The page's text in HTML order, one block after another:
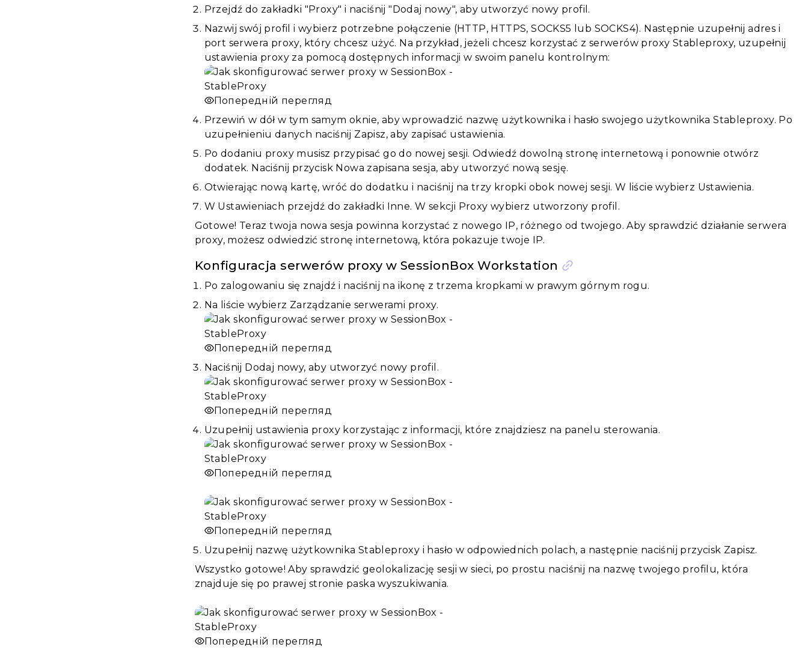
Przejdź do zakładki "Proxy" i naciśnij "Dodaj nowy", aby utworzyć nowy profil.
Nazwij swój profil i wybierz potrzebne połączenie (HTTP, HTTPS, SOCKS5 lub SOCKS4). Następnie uzupełnij adres i
port serwera proxy, który chcesz użyć. Na przykład, jeżeli chcesz korzystać z serwerów proxy Stableproxy, uzupełnij
ustawienia proxy za pomocą dostępnych informacji w swoim panelu kontrolnym:
Попередній перегляд
Przewiń w dół w tym samym oknie, aby wprowadzić nazwę użytkownika i hasło swojego użytkownika Stableproxy. Po
uzupełnieniu danych naciśnij Zapisz, aby zapisać ustawienia.
Po dodaniu proxy musisz przypisać go do nowej sesji. Odwiedź dowolną stronę internetową i ponownie otwórz
dodatek. Naciśnij przycisk Nowa zapisana sesja, aby utworzyć nową sesję.
Otwierając nową kartę, wróć do dodatku i naciśnij na trzy kropki obok nowej sesji. W liście wybierz Ustawienia.
W Ustawieniach przejdź do zakładki Inne. W sekcji Proxy wybierz utworzony profil.
Gotowe! Teraz twoja nowa sesja powinna korzystać z nowego IP, różnego od twojego. Aby sprawdzić działanie serwera
proxy, możesz odwiedzić stronę internetową, która pokazuje twoje IP.
Konfiguracja serwerów proxy w SessionBox Workstation
Po zalogowaniu się znajdź i naciśnij na ikonę z trzema kropkami w prawym górnym rogu.
Na liście wybierz Zarządzanie serwerami proxy.
Попередній перегляд
Naciśnij Dodaj nowy, aby utworzyć nowy profil.
Попередній перегляд
Uzupełnij ustawienia proxy korzystając z informacji, które znajdziesz na panelu sterowania.
Попередній перегляд
Попередній перегляд
Uzupełnij nazwę użytkownika Stableproxy i hasło w odpowiednich polach, a następnie naciśnij przycisk Zapisz.
Wszystko gotowe! Aby sprawdzić geolokalizację sesji w sieci, po prostu naciśnij na nazwę twojego profilu, która
znajduje się po prawej stronie paska wyszukiwania.
Попередній перегляд